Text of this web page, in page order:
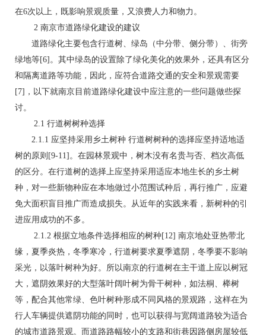
在6次以上，既影响景观质量，又浪费人力和物力。
2 南京市道路绿化建设的建议
道路绿化主要包含行道树、绿岛（中分带、侧分带）、街旁
绿地等[6]。其中绿岛的设置除了绿化美化的效果外，还具有区分
和隔离道路等功能，因此，应符合道路交通的安全和景观需要
[7]，以下就南京目前道路绿化建设中应注意的一些问题做些探
讨。
2.1 行道树树种选择
2.1.1 应坚持采用乡土树种 行道树树种的选择应坚持适地适
树的原则[9-11]。在园林景观中，树木没有名贵与否、档次高低
的区分。在行道树的选择上应坚持采用适应本地生长的乡土树
种，对一些新物种应在本地做过小范围试种后，再行推广，应避
免大面积盲目推广而造成损失。从近年的实践来看，新树种的引
进应用成功的不多。
2.1.2 根据立地条件选择相应的树种[12] 南京地处亚热带北
缘，夏季炎热，冬季寒冷，行道树要求夏季遮阴，冬季要不影响
采光，以落叶树种为好。所以南京的行道树在主干道上应以树冠
大，遮阴效果好的大型落叶阔叶树为骨干树种，如法桐、榉树
等，配合其他常绿、色叶树种形成不同风格的景观路，这样在为
行人车辆提供遮阴功能的同时，也可以获得与宽阔道路较为适合
的城市道路景观。而道路路幅较小的支路和街巷因路侧房屋较低